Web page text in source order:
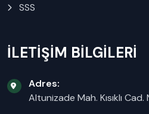
SSS
İLETİŞİM BİLGİLERİ
Adres:
Altunizade Mah. Kısıklı